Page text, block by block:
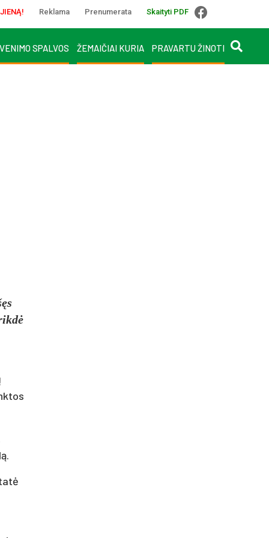
Reklama Prenumerata Skaityti PDF
SPALVOS ŽEMAIČIAI KURIA PRAVARTU ŽINOTI